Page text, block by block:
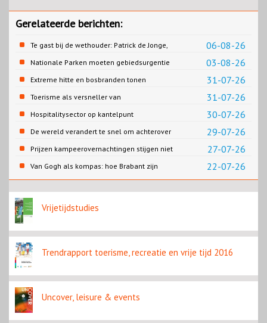
Gerelateerde berichten:
06-08-26
Te gast bij de wethouder: Patrick de Jonge,
Gemeente Emmen
03-08-26
Nationale Parken moeten gebiedsurgentie
en beleidsurgentie verbinden
31-07-26
Extreme hitte en bosbranden tonen
noodzaak snellere verduurzaming
31-07-26
Toerisme als versneller van
retailtransformatie in Europese
30-07-26
Hospitalitysector op kantelpunt
29-07-26
De wereld verandert te snel om achterover
te leunen
27-07-26
Prijzen kampeerovernachtingen stijgen niet
overal
22-07-26
Van Gogh als kompas: hoe Brabant zijn
beroemdste zoon inzet voor een
regeneratieve toekomst
Vrijetijdstudies
Trendrapport toerisme, recreatie en vrije tijd 2016
Uncover, leisure & events